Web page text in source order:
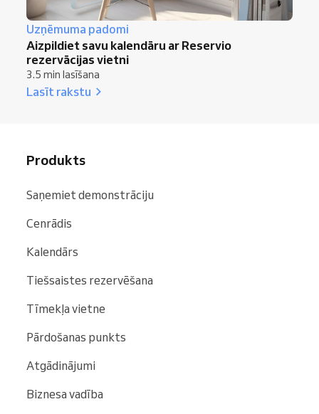
Uzņēmuma padomi
Aizpildiet savu kalendāru ar Reservio
rezervācijas vietni
3.5 min lasīšana
Lasīt rakstu
Produkts
Saņemiet demonstrāciju
Cenrādis
Kalendārs
Tiešsaistes rezervēšana
Tīmekļa vietne
Pārdošanas punkts
Atgādinājumi
Biznesa vadība